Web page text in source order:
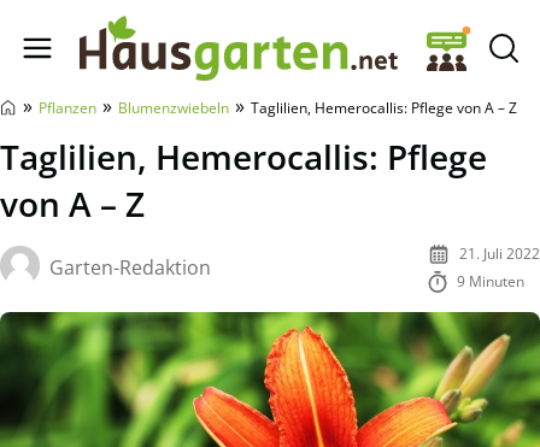
Hausgarten.net
» Pflanzen » Blumenzwiebeln » Taglilien, Hemerocallis: Pflege von A – Z
Taglilien, Hemerocallis: Pflege
von A – Z
Garten-Redaktion
21. Juli 2022
9 Minuten